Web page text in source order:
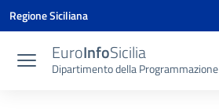
Vai ai contenuti
Vai al menu di navigazione
Vai al footer
Vai al banner delle Cookie Policy
Regione Siciliana
EuroInfoSicilia
Dipartimento della Programmazione